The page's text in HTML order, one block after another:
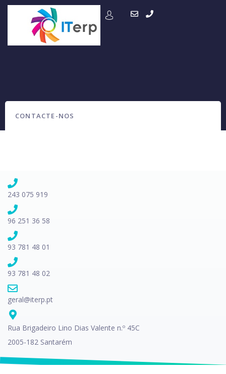
CONTACTE-NOS
243 075 919
96 251 36 58
93 781 48 01
93 781 48 02
geral@iterp.pt
Rua Brigadeiro Lino Dias Valente n.º 45C
2005-182 Santarém